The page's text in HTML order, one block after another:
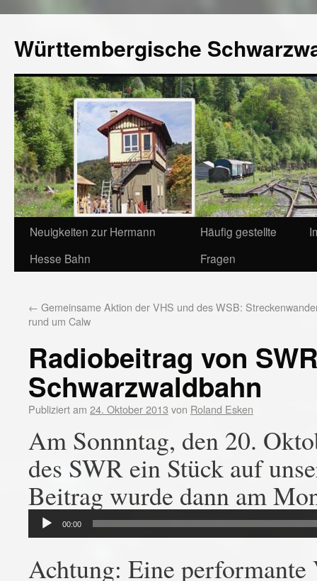
Württembergische
Neuigkeiten zur Hermann
Hesse Bahn
Häufig gestellte
Fragen
← Gemeinsame Aktion der VHS und des WSB:
rund um Calw
Radiobeitrag von
Schwarzwaldbahn
Publiziert am 24. Oktober 2013 von Roland Esken
Am Sonnntag, den 20.
des SWR ein Stück auf
Beitrag wurde dann am
Audio-
00:00
Achtung: Eine